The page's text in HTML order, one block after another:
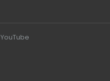
YouTube